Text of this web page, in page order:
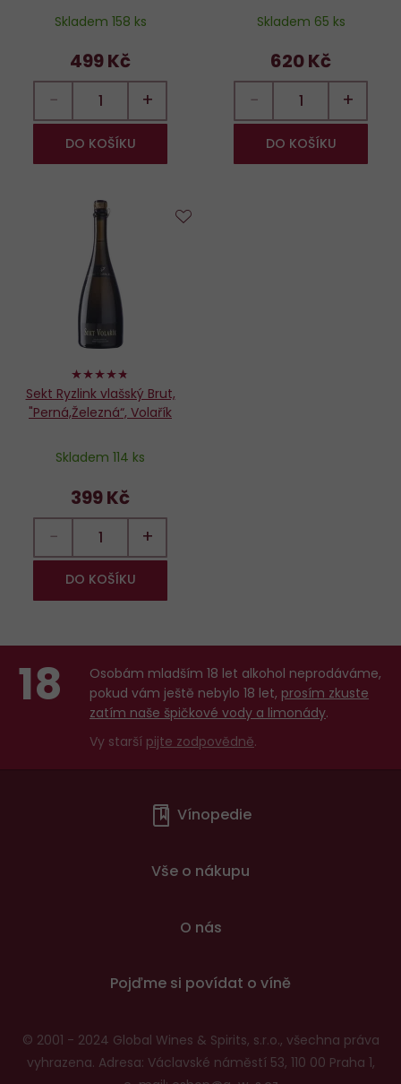
Skladem 158 ks
499 Kč
− +
DO KOŠÍKU
Skladem 65 ks
620 Kč
− +
DO KOŠÍKU
94%
Sekt Ryzlink vlašský Brut,
"Perná,Železná“, Volařík
Skladem 114 ks
399 Kč
− +
DO KOŠÍKU
18
Osobám mladším 18 let alkohol neprodáváme,
pokud vám ještě nebylo 18 let, prosím zkuste
zatím naše špičkové vody a limonády.
Vy starší pijte zodpovědně.
Vínopedie
Vše o nákupu
O nás
Pojďme si povídat o víně
© 2001 - 2024 Global Wines & Spirits, s.r.o., všechna práva
vyhrazena. Adresa: Václavské náměstí 53, 110 00 Praha 1,